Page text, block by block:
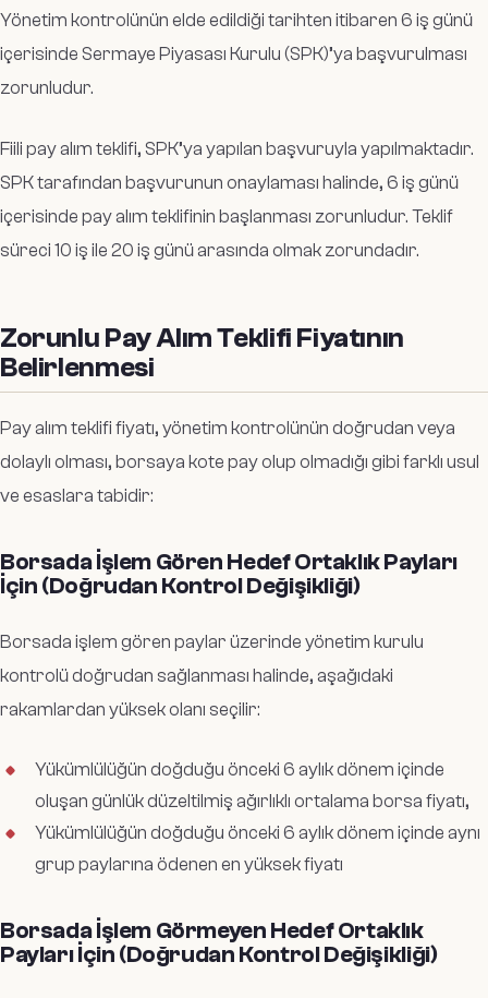
Yönetim kontrolünün elde edildiği tarihten itibaren 6 iş günü
içerisinde Sermaye Piyasası Kurulu (SPK)’ya başvurulması
zorunludur.
Fiili pay alım teklifi, SPK’ya yapılan başvuruyla yapılmaktadır.
SPK tarafından başvurunun onaylaması halinde, 6 iş günü
içerisinde pay alım teklifinin başlanması zorunludur. Teklif
süreci 10 iş ile 20 iş günü arasında olmak zorundadır.
Zorunlu Pay Alım Teklifi Fiyatının
Belirlenmesi
Pay alım teklifi fiyatı, yönetim kontrolünün doğrudan veya
dolaylı olması, borsaya kote pay olup olmadığı gibi farklı usul
ve esaslara tabidir:
Borsada İşlem Gören Hedef Ortaklık Payları
İçin (Doğrudan Kontrol Değişikliği)
Borsada işlem gören paylar üzerinde yönetim kurulu
kontrolü doğrudan sağlanması halinde, aşağıdaki
rakamlardan yüksek olanı seçilir:
Yükümlülüğün doğduğu önceki 6 aylık dönem içinde
oluşan günlük düzeltilmiş ağırlıklı ortalama borsa fiyatı,
Yükümlülüğün doğduğu önceki 6 aylık dönem içinde aynı
grup paylarına ödenen en yüksek fiyatı
Borsada İşlem Görmeyen Hedef Ortaklık
Payları İçin (Doğrudan Kontrol Değişikliği)